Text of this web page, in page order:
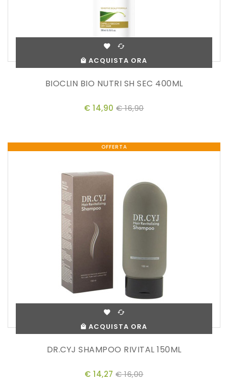
ACQUISTA ORA
BIOCLIN BIO NUTRI SH SEC 400ML
€ 14,90 € 16,90
OFFERTA
ACQUISTA ORA
DR.CYJ SHAMPOO RIVITAL 150ML
€ 14,27 € 16,00